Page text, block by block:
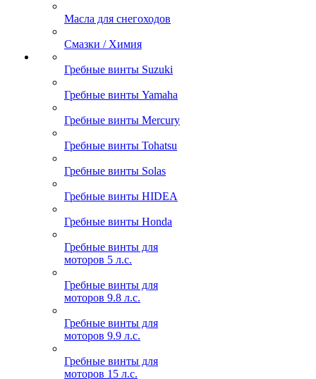
Масла для снегоходов
Смазки / Химия
Гребные винты Suzuki
Гребные винты Yamaha
Гребные винты Mercury
Гребные винты Tohatsu
Гребные винты Solas
Гребные винты HIDEA
Гребные винты Honda
Гребные винты для
моторов 5 л.с.
Гребные винты для
моторов 9.8 л.с.
Гребные винты для
моторов 9.9 л.с.
Гребные винты для
моторов 15 л.с.